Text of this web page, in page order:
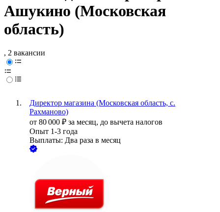
Ашукино (Московская
область)
, 2 вакансии
Директор магазина (Московская область, с.
Рахманово)
от 80 000 ₽ за месяц, до вычета налогов
Опыт 1-3 года
Выплаты: Два раза в месяц